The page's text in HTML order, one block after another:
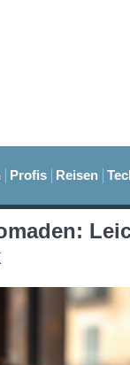
Profis Reisen